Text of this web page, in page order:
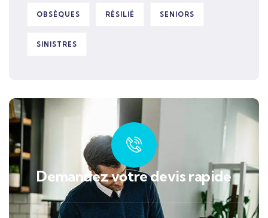
OBSÈQUES RÉSILIÉ SENIORS
SINISTRES
Demandez votre devis rapide